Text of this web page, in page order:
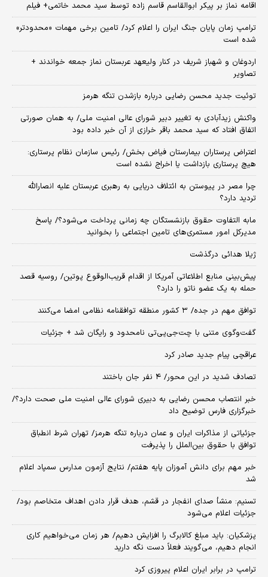
اقامه نماز بر پیکر ابوالقاسم قاسم زاده توسط سید محمد خاتمی+ فیلم
ترامپ زمان پایان جنگ ایران را اعلام کرد/ تامین برخی مهمات «محدودتر»
شده است
اردوغان و شهباز شریف در کنار ولیعهد عربستان نماز جمعه خواندند +
تصاویر
توئیت جدید محسن رضایی درباره بازشدن تنگه هرمز
واکنش زیدآبادی به تغییر دبیر شورای عالی امنیت ملی/ به همان صورتی
اتفاق افتاد که سید محمد باقر خرازی از آن خبر داده بود
اعتراض پرستاران بیمارستان فیاض بخش/ رئیس سازمان نظام پرستاری:
هیچ پرستاری بازداشت یا اخراج نشده است
چرا مصر در پیوستن به ائتلاف دریایی به رهبری عربستان علیه انصارالله
تردید دارد؟
مابه التفاوت حقوق بازنشستگان چه زمانی پرداخت می‌شود؟/ پاسخ
مدیرکل امور مستمری‌های تامین اجتماعی را بخوانید
ژیلا هدائی درگذشت
پیش‌بینی منابع اطلاعاتی آمریکا از اقدام قریب‌الوقوع پوتین/ روسیه قصد
حمله به یک عضو ناتو را دارد؟
توافق مهم در جده/ ۳ کشور منطقه توافقنامه نظامی امضا می‌کنند
گفت‌وگوی متنی با چت‌جی‌پی‌تی نامحدود و رایگان شد + جزئیات
عراقچی پیام جدید صادر کرد
تصادف شدید در این محور/ ۴ نفر جان باختند
خبر انتصاب محسن رضایی به دبیری شورای عالی امنیت ملی صحت دارد؟/
خبرگزاری فارس توضیح داد
جزئیاتی از مذاکرات ایران و عمان درباره تنگه هرمز/ تهران شرط انطباق
توافق با حقوق بین‌الملل را پذیرفت
خبر مهم برای دانش آموزان پایه هفتم/ نتایج آزمون مدارس سمپاد اعلام
شد
تسنیم: منشأ صدای انفجار در قشم، هدف قرار دادن اهداف متخاصم بود/
جزئیات اعلام می‌شود
پزشکیان: باید مبلغ کالابرگ را افزایش دهیم/ هر زمان می‌خواهیم کاری
انجام دهیم، می‌گویند فعلاً دست نگه دارید
ترامپ در برابر ایران اعلام پیروزی کرد